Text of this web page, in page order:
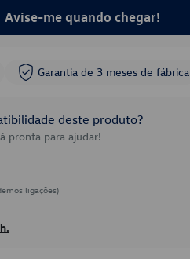
Avise-me quando chegar!
Garantia de 3 meses de fábrica
deste produto?
pronta para ajudar!
ligações)